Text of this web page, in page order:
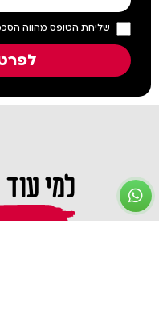
שליחת הטופס מהווה
למי